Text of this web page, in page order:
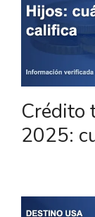
Crédito
2025: